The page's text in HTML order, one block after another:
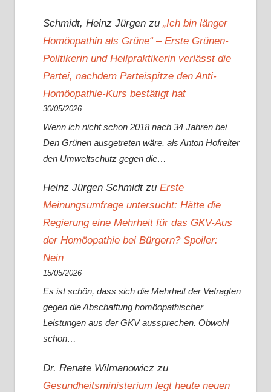
Schmidt, Heinz Jürgenzu „Ich bin länger
Homöopathin als Grüne“ – Erste Grünen-
Politikerin und Heilpraktikerin verlässt die
Partei, nachdem Parteispitze den Anti-
Homöopathie-Kurs bestätigt hat
30/05/2026
Wenn ich nicht schon 2018 nach 34 Jahren bei
Den Grünen ausgetreten wäre, als Anton Hofreiter
den Umweltschutz gegen die…
Heinz Jürgen Schmidtzu Erste
Meinungsumfrage untersucht: Hätte die
Regierung eine Mehrheit für das GKV-Aus
der Homöopathie bei Bürgern? Spoiler:
Nein
15/05/2026
Es ist schön, dass sich die Mehrheit der Vefragten
gegen die Abschaffung homöopathischer
Leistungen aus der GKV aussprechen. Obwohl
schon…
Dr. Renate Wilmanowiczzu
Gesundheitsministerium legt heute neuen